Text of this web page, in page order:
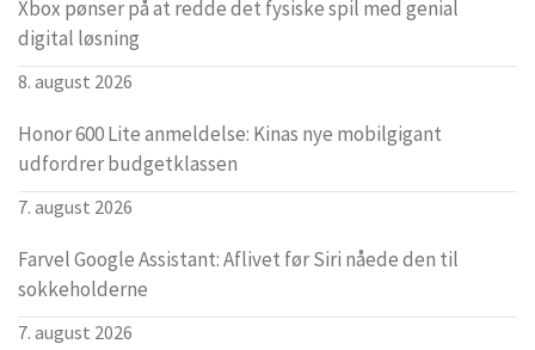
Xbox pønser på at redde det fysiske spil med genial
digital løsning
8. august 2026
Honor 600 Lite anmeldelse: Kinas nye mobilgigant
udfordrer budgetklassen
7. august 2026
Farvel Google Assistant: Aflivet før Siri nåede den til
sokkeholderne
7. august 2026